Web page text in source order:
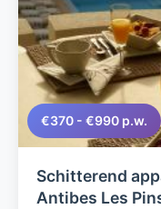
€370 - €990 p.w.
Schitterend
Antibes Les